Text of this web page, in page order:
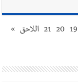
19
20
21 اللاحق »